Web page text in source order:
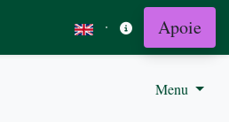
· Apoie
Menu